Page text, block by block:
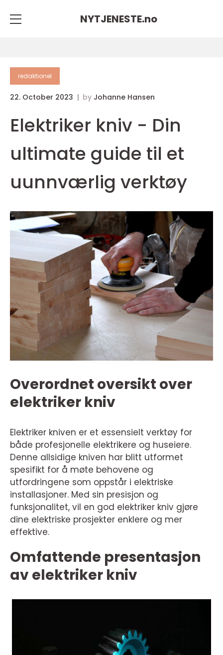
NYTJENESTE.no
redaktionel
22. October 2023 by Johanne Hansen
Elektriker kniv - Din
ultimate guide til et
uunnværlig verktøy
Overordnet oversikt over
elektriker kniv
Elektriker kniven er et essensielt verktøy for
både profesjonelle elektrikere og huseiere.
Denne allsidige kniven har blitt utformet
spesifikt for å møte behovene og
utfordringene som oppstår i elektriske
installasjoner. Med sin presisjon og
funksjonalitet, vil en god elektriker kniv gjøre
dine elektriske prosjekter enklere og mer
effektive.
Omfattende presentasjon
av elektriker kniv